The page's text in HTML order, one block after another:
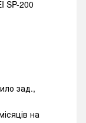
SP-200
зад.,
на